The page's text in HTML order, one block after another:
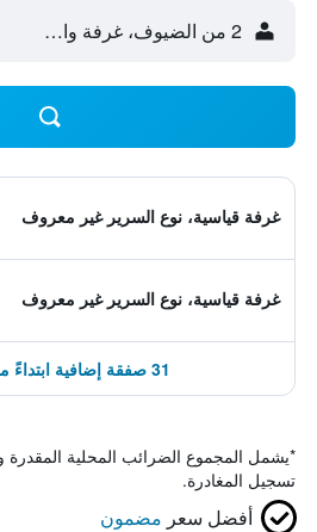
2 من الضيوف، غرفة واحدة
غرفة قياسية، نوع السرير غير معروف
غرفة قياسية، نوع السرير غير معروف
31 صفقة إضافية ابتداءً من 329 ﷼
*يشمل المجموع الضرائب المحلية
تسجيل المغادرة.
أفضل سعر مضمون